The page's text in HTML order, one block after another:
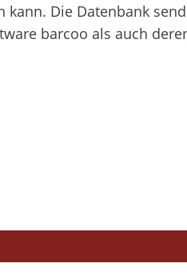
kann. Die Datenbank
barcoo als auch